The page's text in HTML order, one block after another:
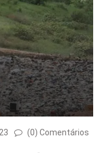
(0) Comentários